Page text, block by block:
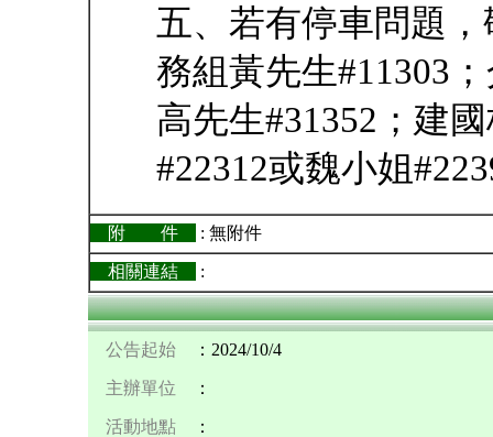
五、若有停車問題
務組黃先生#11303
高先生#31352；建
#22312或魏小姐
附 件 : 無附件
相關連結 :
公告起始 ：2024/10/4
主辦單位 ：
活動地點 ：